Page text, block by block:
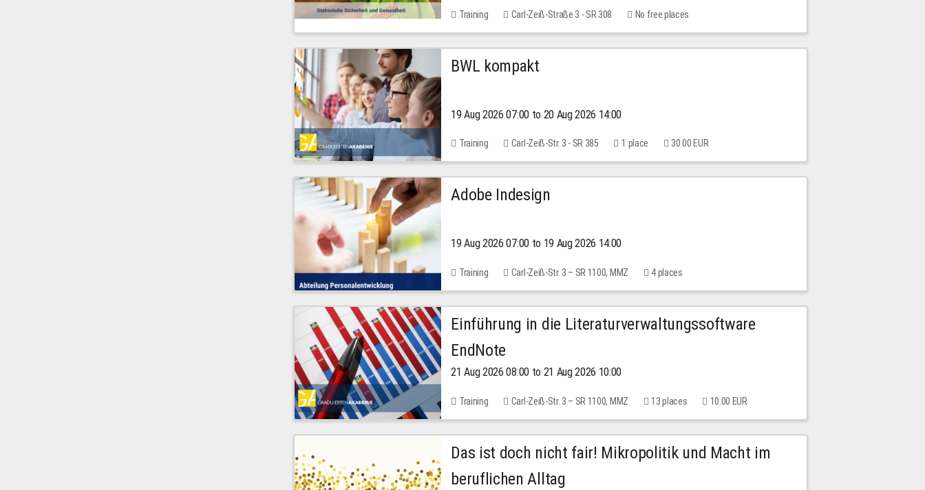
Training Carl-Zeiß-Straße 3 - SR 308 No free places
BWL kompakt
19 Aug 2026 07:00 to 20 Aug 2026 14:00
Training Carl-Zeiß-Str. 3 - SR 385 1 place 30.00 EUR
Adobe Indesign
19 Aug 2026 07:00 to 19 Aug 2026 14:00
Training Carl-Zeiß-Str. 3 – SR 1100, MMZ 4 places
Einführung in die Literaturverwaltungssoftware
EndNote
21 Aug 2026 08:00 to 21 Aug 2026 10:00
Training Carl-Zeiß-Str. 3 – SR 1100, MMZ 13 places 10.00 EUR
Das ist doch nicht fair! Mikropolitik und Macht im
beruflichen Alltag